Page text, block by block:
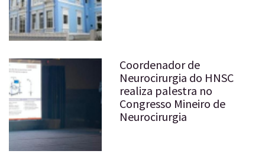
Coordenador de
Neurocirurgia do HNSC
realiza palestra no
Congresso Mineiro de
Neurocirurgia